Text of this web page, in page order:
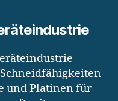
und Platinen für